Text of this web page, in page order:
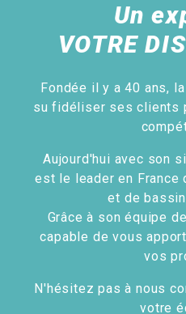
Un
VOTRE
Fondée il y a 40 ans,
su fidéliser ses clients
Aujourd'hui avec son
est le leader en France
et de
Grâce à son équipe
capable de vous
vos
N'hésitez pas à nous
votre